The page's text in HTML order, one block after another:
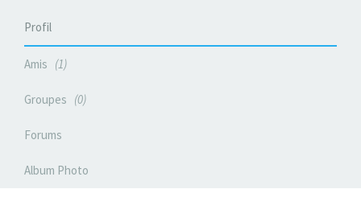
Profil
Amis 1
Groupes 0
Forums
Album Photo